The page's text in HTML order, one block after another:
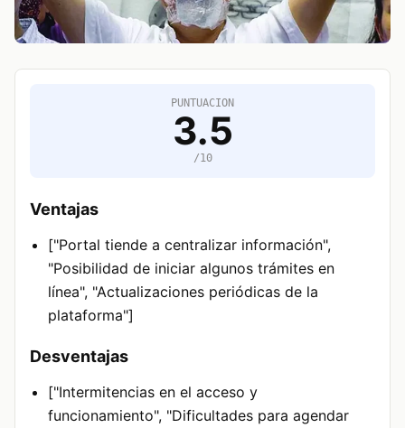
PUNTUACION
3.5
/10
Ventajas
["Portal tiende a centralizar información",
"Posibilidad de iniciar algunos trámites en
línea", "Actualizaciones periódicas de la
plataforma"]
Desventajas
["Intermitencias en el acceso y
funcionamiento", "Dificultades para agendar